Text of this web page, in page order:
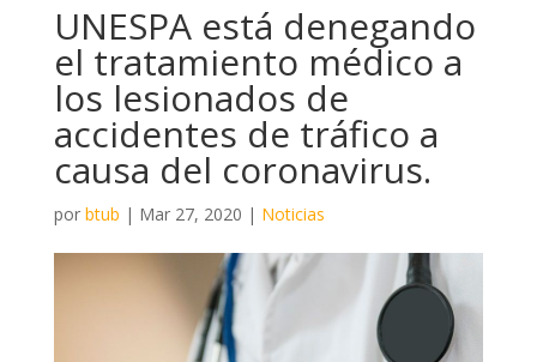
UNESPA está denegando
el tratamiento médico a
los lesionados de
accidentes de tráfico a
causa del coronavirus.
por btub | Mar 27, 2020 | Noticias